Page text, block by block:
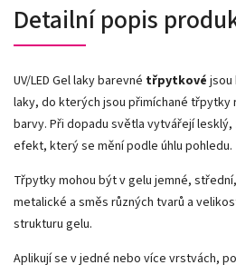
Detailní popis
UV/LED Gel laky barevné třpytkové jsou
laky, do kterých jsou přimíchané třpytky
barvy. Při dopadu světla vytvářejí
efekt, který se mění podle úhlu pohledu.
Třpytky mohou být v gelu jemné,
metalické a směs různých tvarů a
strukturu gelu.
Aplikují se v jedné nebo více vrstvách,